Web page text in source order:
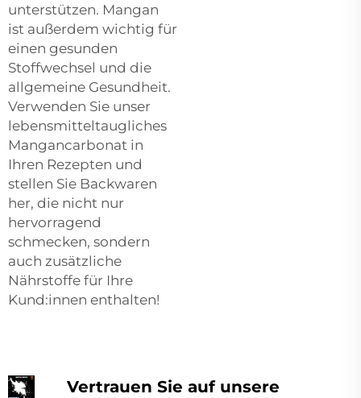
unterstützen. Mangan
ist außerdem wichtig für
einen gesunden
Stoffwechsel und die
allgemeine Gesundheit.
Verwenden Sie unser
lebensmitteltaugliches
Mangancarbonat in
Ihren Rezepten und
stellen Sie Backwaren
her, die nicht nur
hervorragend
schmecken, sondern
auch zusätzliche
Nährstoffe für Ihre
Kund:innen enthalten!
Vertrauen Sie auf unsere